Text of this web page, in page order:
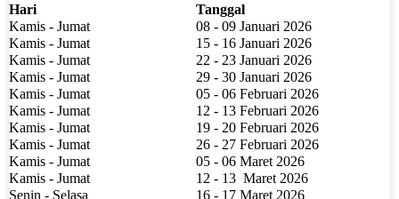
Hari
Tanggal
Kamis - Jumat
08 - 09 Januari 2026
Kamis - Jumat
15 - 16 Januari 2026
Kamis - Jumat
22 - 23 Januari 2026
Kamis - Jumat
29 - 30 Januari 2026
Kamis - Jumat
05 - 06 Februari 2026
Kamis - Jumat
12 - 13 Februari 2026
Kamis - Jumat
19 - 20 Februari 2026
Kamis - Jumat
26 - 27 Februari 2026
Kamis - Jumat
05 - 06 Maret 2026
Kamis - Jumat
12 - 13 Maret 2026
Senin - Selasa
16 - 17 Maret 2026